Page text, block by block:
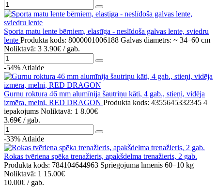
Sporta matu lente bērniem, elastīga - neslīdoša galvas lente, sviedru
lente Produkta kods: 8000001006188 Galvas diametrs: ~ 34–60 cm
Noliktavā: 3 3.90€ / gab.
-54% Atlaide
Gurnu roktura 46 mm alumīnija šautriņu kāti, 4 gab., stieņi, vidēja
izmēra, melni, RED DRAGON Produkta kods: 4355645332345 4
iepakojums Noliktavā: 1 8.00€
3.69€ / gab.
-33% Atlaide
Rokas tvēriena spēka trenažieris, apakšdelma trenažieris, 2 gab.
Produkta kods: 784104644963 Spriegojuma līmenis 60–10 kg
Noliktavā: 1 15.00€
10.00€ / gab.